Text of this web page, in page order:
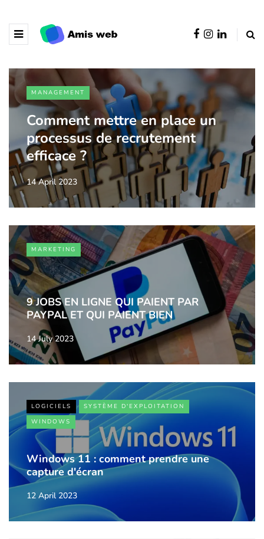
MANAGEMENT
Comment mettre en place un
processus de recrutement
efficace ?
14 April 2023
MARKETING
9 JOBS EN LIGNE QUI PAIENT PAR
PAYPAL ET QUI PAIENT BIEN
14 July 2023
LOGICIELS
SYSTÈME D'EXPLOITATION
WINDOWS
Windows 11 : comment prendre une
capture d'écran
12 April 2023